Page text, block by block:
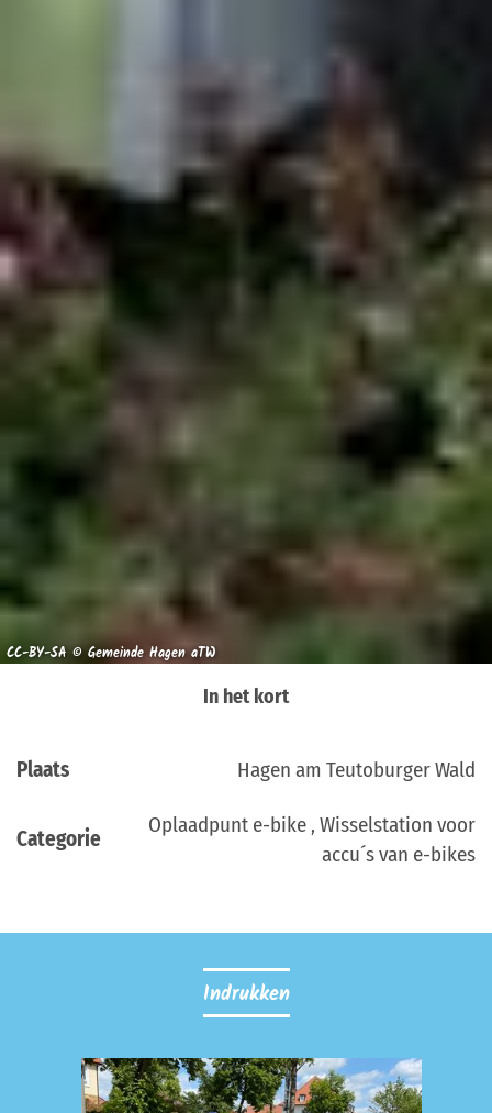
CC-BY-SA © Gemeinde Hagen aTW
In het kort
Plaats Hagen am Teutoburger Wald
Categorie
Oplaadpunt e-bike , Wisselstation voor
accu´s van e-bikes
Indrukken